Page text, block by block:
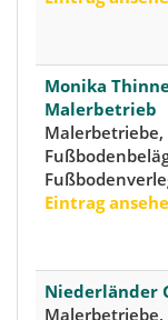
Monika
Malerbetrieb
Malerbetriebe,
Eintrag
Niederländer
Malerbetriebe,